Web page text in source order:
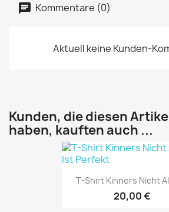
Kommentare (0)
Aktuell keine Kunden-
Kunden, die diesen
haben, kauften auch ...
T-Shirt Kinners Nicht
20,00 €